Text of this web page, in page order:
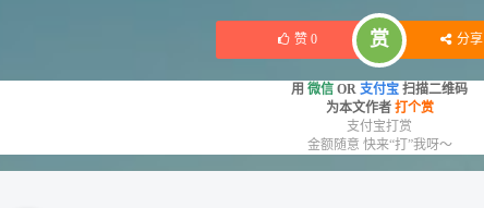
库存：10.7KG
赞 0 赏 分享
用 微信 OR 支付宝 扫描二维码
为本文作者 打个赏
支付宝打赏
金额随意 快来“打”我呀～
S-羧甲基-L-半胱氨酸(羧甲司坦)
2021-05-30 化工原料